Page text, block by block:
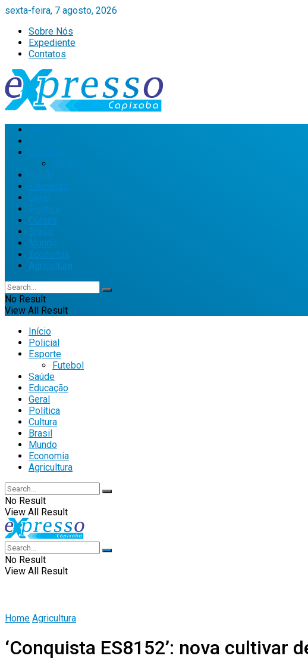
sexta-feira, 7 agosto, 2026
Sobre Nós
Expediente
Contatos
Política
Cultura
Brasil
Mundo
Economia
Agricultura
No Result
View All Result
Início
Policial
Esporte
Futebol
Saúde
Educação
Geral
Política
Cultura
Brasil
Mundo
Economia
Agricultura
No Result
View All Result
No Result
View All Result
Home Agricultura
‘Conquista ES8152’: nova cultivar